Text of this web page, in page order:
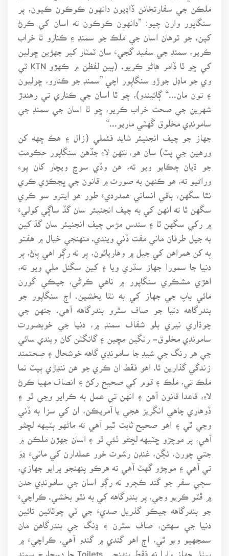
ملڪن جي سفارتخانن ڏاڍيون دانهون ڪوڪون ڪيون، پر
سنگاپور وارن چيو: ”دانهون ڪوڪون ته اسان کي ڪرڻ
کپن، جو توهان اسان جي ملڪ جو سمنڊ ۽ ڪنارو ٿا خراب
ڪريو، سمنڊ جي سفيد گجيءَ سان ٽمٽار کير جهڙين ڇولين
وي جو ماڊل جوڙو سنگاپور اچي ”سمنڊ جو ڪنارو، ڇوليون
۽ تون مان...“ ڳائيندو)، ڇو ٿا اسان جي ڪناري تي رهندڙ
شهرين جي صحت خراب ڪريو، ڇو ٿا اسان جي سمنڊ جي
سامونڊي مخلوق گُهٽي ماريو...“
جهاز جو چيف انجنيئر شايد فئملي (زال ۽ هڪ ڇهه کن
ورهين جي پٽ) سان هو، تنهن لاءِ جڏهن سنگاپور حڪومت
جو ڌيان ڇڪايو ويو ته، هن وڏي سوچ ويچار کان پوءِ
وراڻيو ته، هو ڪنهن به صورت ۾ قانون جي ڀڃڪڙي ڪري
نٿا سگهن، باقي انساني همدرديءَ طور هو ايترو سو ڪري
سگهن ٿا ته انهن کي به چيف انجنيئر سان گڏ ساڳي کوليءَ
۾ رکي سگهن ٿا ۽ سندس مڙس چيف انجنيئر سان گڏ کين
به جيل طرفان ماني مفت ڏني ويندي. منهنجي خيال ۾ هفتو
ٻه کن همراهن کي جيل ۾ وهاريائون، پر نه رڳو اهي پاڻ، پر
دنيا جا سمورا جهاز سڌري ويا ۽ کين سگنل ملي ويو ته،
اهڙي مشڪري سنگاپور ۾ ناهي ڪرڻي، جيڪي گورن
مائي باپ جي جهاز کي به نٿا بخشين. اڄ سنگاپور جو
بندرگاهه دنيا جو صاف سٿرو بندرگاهه آهي. جنهن جي
چوڌاري نيري بلو شفاف سمنڊ ۾، دنيا جي خوبصورت
سامونڊي مخلوق- رنگين مڇين ۽ گانگٽن کان ويندي سائي
جي هر رنگ جي شيڊ جا سامونڊي گاهه خوشحال ۽ صحتمند
زندگي گذارين ٿا. اهو فقط ان ڪري جو هن ننڍڙي ٻيٽ نما
ملڪ تي، ملڪ ۽ قوم کي صحيح رکڻ ۽ انصاف مهيا ڪرڻ
لاءِ، قاعدا قانون آهن ۽ انهن تي عمل به ڪرايو وڃي ٿو ۽
ڏوهاري چاهي انگريز هجي يا آمريڪن، ان کي سزا به ڏني
وڃي ٿي ۽ اهو صحيح ثابت ٿيو آهي ته ماڻهو ٻٽيهه لڇڻو
آهي، پر موچڙو ڇٽيهه لڇڻو ٿئي ٿو ۽ اسان جهڙن ملڪن ۾
جتي چورن، ٺڳن، غنڊن رشوت خور عملدارن کي مانيءَ ڍوَ
تي آهي ۽ موچڙو گهٽ آهي ته هرڪو پنهنجو پرايو جهازي،
سڄي سفر جو گند ڪچرو نه رڳو اسان جي سامونڊي حدن
۾ ڦٽو ڪريو وڃي، پر بندرگاهه کي به نٿو بخشي. ڪراچيءَ
جو بندرگاهه جيڪو گذريل صديءَ جي ٽي چوٿائين تائين
دنيا جي سهڻن، صاف سٿرن ۽ ڍنگ جي بندرگاهن مان
سمجهيو ويو ٿي، اڄ اهو گندي ۾ گندو آهي. ڪراچيءَ ۾
بيٺل جهاز وارا نه فقط پنهنجي Toilets جا ڊسچارج سمنڊ